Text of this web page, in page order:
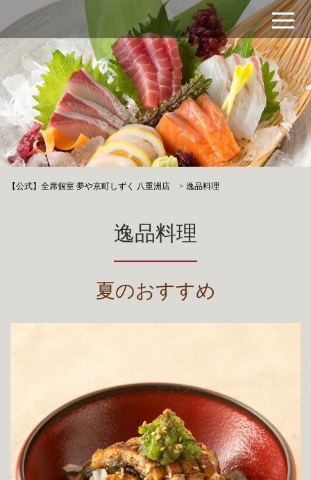
【公式】全席個室 夢や京町しずく 八重洲店 >逸品料理
逸品料理
夏のおすすめ